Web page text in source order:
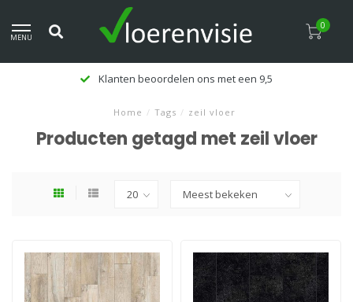
MENU
0
Klanten beoordelen ons met een 9,5
Home / Tags / zeil vloer
Producten getagd met zeil vloer